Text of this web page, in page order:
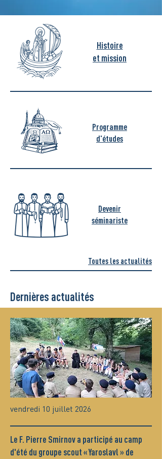
Histoire
et mission
Programme
d'études
Devenir
séminariste
Toutes les actualités
Dernières actualités
vendredi 10 juillet 2026
Le F. Pierre Smirnov a participé au camp
d'été du groupe scout « Yaroslavl » de